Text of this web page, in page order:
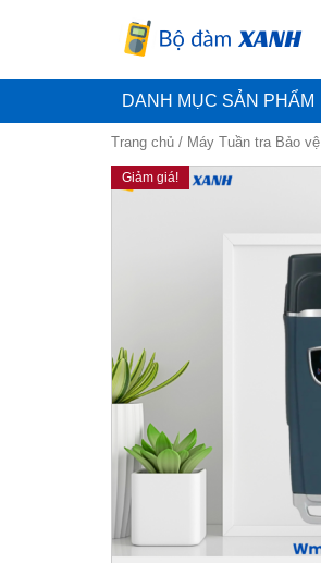
DANH MỤC SẢN PHẨM
Trang chủ / Máy Tuần tra Bảo vệ
Giảm giá!